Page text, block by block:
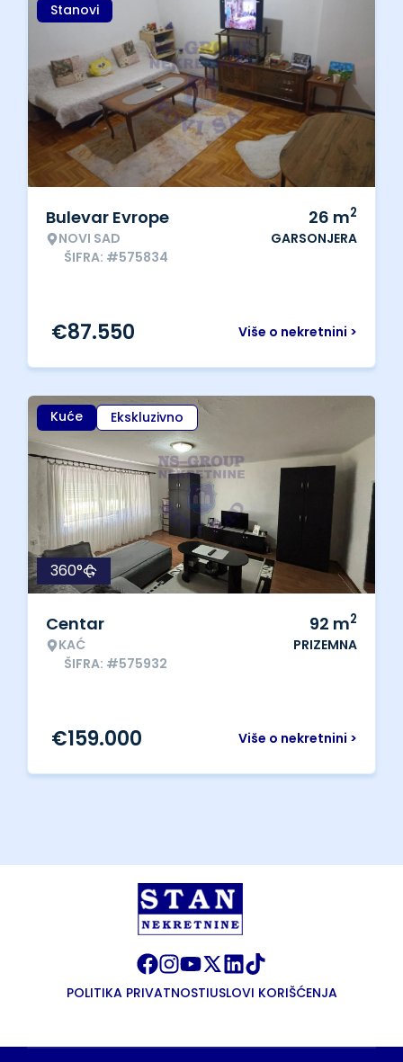
Stanovi
Bulevar Evrope
NOVI SAD
ŠIFRA: #575834
26 m2
GARSONJERA
Više o nekretnini >
€87.550
Kuće Ekskluzivno
360°
Centar
KAĆ
ŠIFRA: #575932
92 m2
PRIZEMNA
Više o nekretnini >
€159.000
POLITIKA PRIVATNOSTIUSLOVI KORIŠĆENJA